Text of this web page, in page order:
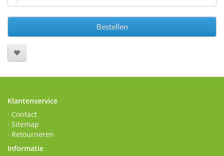
Bestellen
Klantenservice
· Contact
· Sitemap
· Retourneren
Informatie